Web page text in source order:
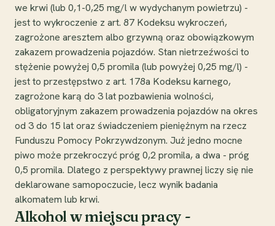
we krwi (lub 0,1-0,25 mg/l w wydychanym powietrzu) -
jest to wykroczenie z art. 87 Kodeksu wykroczeń,
zagrożone aresztem albo grzywną oraz obowiązkowym
zakazem prowadzenia pojazdów. Stan nietrzeźwości to
stężenie powyżej 0,5 promila (lub powyżej 0,25 mg/l) -
jest to przestępstwo z art. 178a Kodeksu karnego,
zagrożone karą do 3 lat pozbawienia wolności,
obligatoryjnym zakazem prowadzenia pojazdów na okres
od 3 do 15 lat oraz świadczeniem pieniężnym na rzecz
Funduszu Pomocy Pokrzywdzonym. Już jedno mocne
piwo może przekroczyć próg 0,2 promila, a dwa - próg
0,5 promila. Dlatego z perspektywy prawnej liczy się nie
deklarowane samopoczucie, lecz wynik badania
alkomatem lub krwi.
Alkohol w miejscu pracy -